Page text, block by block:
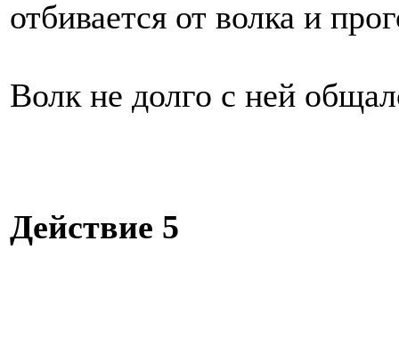
отбивается от волка и
Волк не долго с ней
Действие 5